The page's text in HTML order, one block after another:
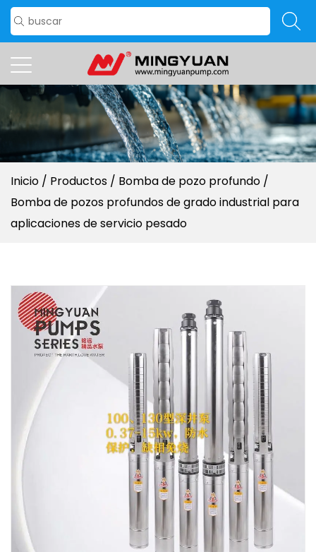
Inicio / Productos / Bomba de pozo profundo /
Bomba de pozos profundos de grado industrial para
aplicaciones de servicio pesado